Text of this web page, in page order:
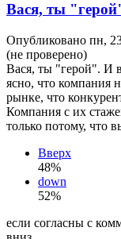
Вася, ты
Опубликовано пн,
(не проверено)
Вася, ты "герой". И
ясно, что компания
рынке, что
Компания с их
только потому, что
Вверх
48%
down
52%
если согласны с